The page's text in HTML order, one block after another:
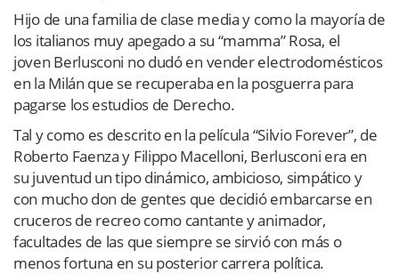
Hijo de una familia de clase media y como la mayoría de
los italianos muy apegado a su “mamma” Rosa, el
joven Berlusconi no dudó en vender electrodomésticos
en la Milán que se recuperaba en la posguerra para
pagarse los estudios de Derecho.
Tal y como es descrito en la película “Silvio Forever”, de
Roberto Faenza y Filippo Macelloni, Berlusconi era en
su juventud un tipo dinámico, ambicioso, simpático y
con mucho don de gentes que decidió embarcarse en
cruceros de recreo como cantante y animador,
facultades de las que siempre se sirvió con más o
menos fortuna en su posterior carrera política.